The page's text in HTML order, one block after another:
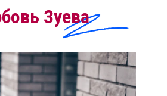
Зуева